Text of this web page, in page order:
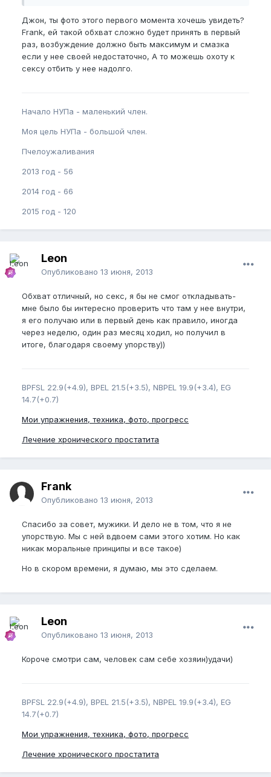
Джон, ты фото этого первого момента хочешь увидеть?
Frank, ей такой обхват сложно будет принять в первый
раз, возбуждение должно быть максимум и смазка
если у нее своей недостаточно, А то можешь охоту к
сексу отбить у нее надолго.
Начало НУПа - маленький член.
Моя цель НУПа - большой член.
Пчелоужаливания
2013 год - 56
2014 год - 66
2015 год - 120
Leon
Опубликовано 13 июня, 2013
Обхват отличный, но секс, я бы не смог откладывать-
мне было бы интересно проверить что там у нее внутри,
я его получаю или в первый день как правило, иногда
через неделю, один раз месяц ходил, но получил в
итоге, благодаря своему упорству))
BPFSL 22.9(+4.9), BPEL 21.5(+3.5), NBPEL 19.9(+3.4), EG
14.7(+0.7)
Мои упражнения, техника, фото, прогресс
Лечение хронического простатита
Frank
Опубликовано 13 июня, 2013
Спасибо за совет, мужики. И дело не в том, что я не
упорствую. Мы с ней вдвоем сами этого хотим. Но как
никак моральные принципы и все такое)
Но в скором времени, я думаю, мы это сделаем.
Leon
Опубликовано 13 июня, 2013
Короче смотри сам, человек сам себе хозяин)удачи)
BPFSL 22.9(+4.9), BPEL 21.5(+3.5), NBPEL 19.9(+3.4), EG
14.7(+0.7)
Мои упражнения, техника, фото, прогресс
Лечение хронического простатита